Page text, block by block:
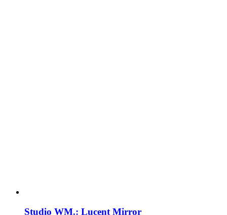
Studio WM.: Lucent Mirror